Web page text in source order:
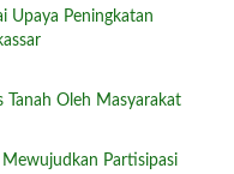
Upaya Peningkatan
Tanah Oleh Masyarakat
Mewujudkan Partisipasi